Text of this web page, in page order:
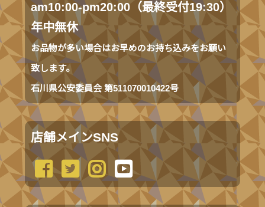
am10:00-pm20:00（最終受付19:30）
年中無休
お品物が多い場合はお早めのお持ち込みをお願い
致します。
石川県公安委員会 第511070010422号
店舗メインSNS